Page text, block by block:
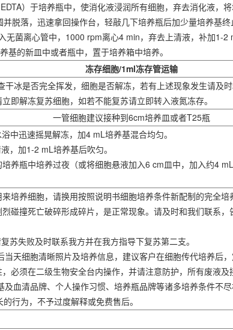
）于培养瓶中，使消化液浸润所有细胞，弃去消化液
脱落，迅速拿回操作台，轻敲几下培养瓶后加少量培养基终
菌离心管中，1000 rpm离心4 min，弃去上清液，补加1-2
的新皿中或者瓶中，置于培养箱中培养。
冻存细胞/1ml冻存管运输
冰是否完全挥发，细胞是否解冻，若有上述现象发生请及时
即解冻复苏细胞，如若不能复苏请立即转入液氮冻存。
一管细胞建议接种到6cm培养皿或者T25瓶
迅速摇晃解冻，加4 mL培养基混合均匀。
，加1-2 mL培养基后吹匀。
养瓶中培养过夜（或将细胞悬液加入6 cm皿中，加入约4 mL
培养细胞，请换用按照说明书细胞培养条件新配制的完全培
碰撞死亡破碎形成碎片，是正常现象。请及时和我们联系
苏失败及时联系我方并在我方指导下复苏第二支。
天细胞清晰照片及培养信息，建议客户在细胞传代培养后，
必须在二级生物安全台内操作，并请注意防护，所有废液及
血清品牌、个人操作习惯、培养瓶品牌等诸多培养条件不
行为，不予过度解释或免费售后。